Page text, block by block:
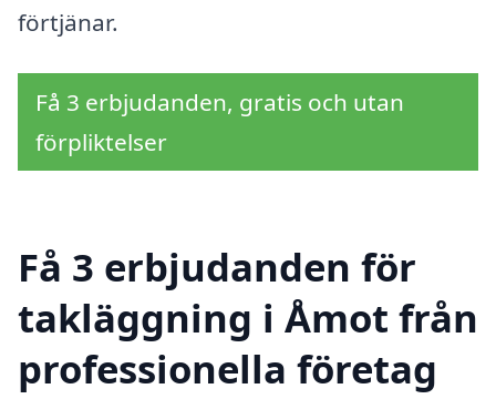
förtjänar.
Få 3 erbjudanden, gratis och utan
förpliktelser
Få 3 erbjudanden för
takläggning i Åmot från
professionella företag